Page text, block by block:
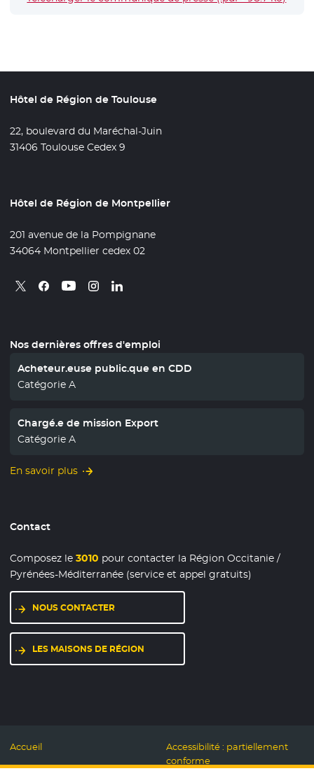
Hôtel de Région de Toulouse
22, boulevard du Maréchal-Juin
31406 Toulouse Cedex 9
Hôtel de Région de Montpellier
201 avenue de la Pompignane
34064 Montpellier cedex 02
Retrouvez nous sur X
- Nouvelle fenêtre
Retrouvez nous sur Facebook
- Nouvelle fenêtre
Retrouvez nous sur Youtube
- Nouvelle fenêtre
Retrouvez nous sur Instagram
- Nouvelle fenêtre
Retrouvez nous sur Linkedin
- Nouvelle fenêtre
Nos dernières offres d'emploi
Acheteur.euse public.que en CDD
Catégorie A
Chargé.e de mission Export
Catégorie A
En savoir plus
Contact
Composez le3010 pour contacter la Région Occitanie /
Pyrénées-Méditerranée (service et appel gratuits)
NOUS CONTACTER
LES MAISONS DE RÉGION
Accueil
Accessibilité : partiellement
conforme